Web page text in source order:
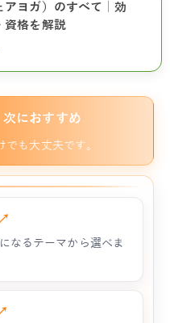
アヨガ）のすべて｜効
資格を解説
におすすめ
も大丈夫です。
なるテーマから選べま